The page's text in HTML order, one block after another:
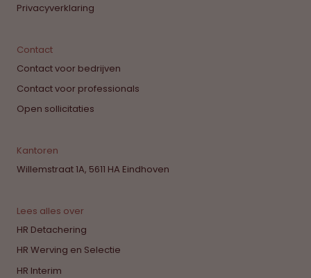
Privacyverklaring
Contact
Contact voor bedrijven
Contact voor professionals
Open sollicitaties
Kantoren
Willemstraat 1A, 5611 HA Eindhoven
Lees alles over
HR Detachering
HR Werving en Selectie
HR Interim